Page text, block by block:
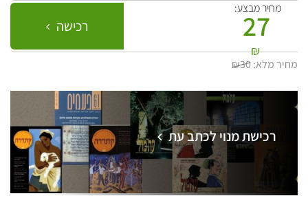
מחיר מבצע:
27
₪
רכישה
מחיר מלא:₪30
רכישת מנוי לכתב עת